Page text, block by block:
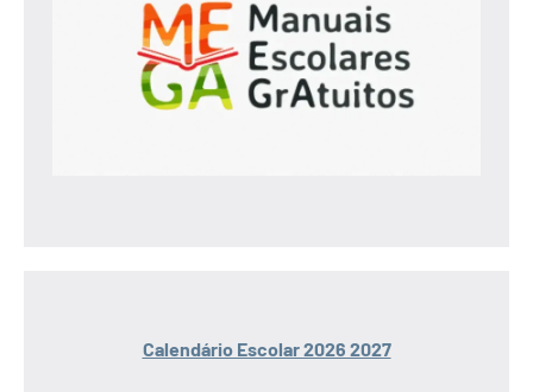
Calendário Escolar 2026 2027